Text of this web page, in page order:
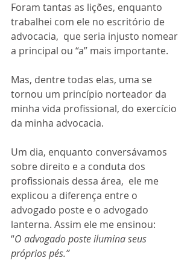
Foram tantas as lições, enquanto
trabalhei com ele no escritório de
advocacia,  que seria injusto nomear
a principal ou “a” mais importante.
Mas, dentre todas elas, uma se
tornou um princípio norteador da
minha vida profissional, do exercício
da minha advocacia.
Um dia, enquanto conversávamos
sobre direito e a conduta dos
profissionais dessa área,  ele me
explicou a diferença entre o
advogado poste e o advogado
lanterna. Assim ele me ensinou:
“O advogado poste ilumina seus
próprios pés.”